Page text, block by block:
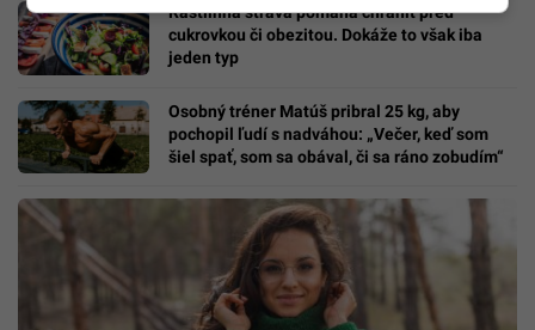
Rastlinná strava pomáha chrániť pred
cukrovkou či obezitou. Dokáže to však iba
jeden typ
Osobný tréner Matúš pribral 25 kg, aby
pochopil ľudí s nadváhou: „Večer, keď som
šiel spať, som sa obával, či sa ráno zobudím“